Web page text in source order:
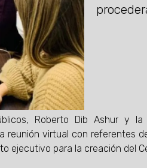
Roberto Dib Ashur y
reunión virtual con referentes
ejecutivo para la creación del